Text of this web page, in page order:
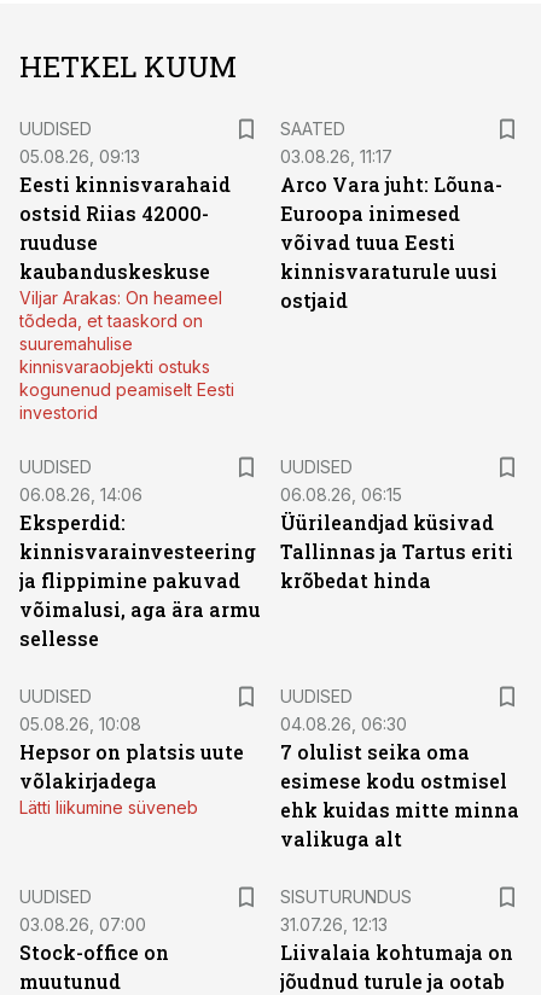
HETKEL KUUM
UUDISED
05.08.26, 09:13
Eesti kinnisvarahaid
ostsid Riias 42000-
ruuduse
kaubanduskeskuse
Viljar Arakas: On heameel
tõdeda, et taaskord on
suuremahulise
kinnisvaraobjekti ostuks
kogunenud peamiselt Eesti
investorid
SAATED
03.08.26, 11:17
Arco Vara juht: Lõuna-
Euroopa inimesed
võivad tuua Eesti
kinnisvaraturule uusi
ostjaid
UUDISED
06.08.26, 14:06
Eksperdid:
kinnisvarainvesteering
ja flippimine pakuvad
võimalusi, aga ära armu
sellesse
UUDISED
06.08.26, 06:15
Üürileandjad küsivad
Tallinnas ja Tartus eriti
krõbedat hinda
UUDISED
05.08.26, 10:08
Hepsor on platsis uute
võlakirjadega
Lätti liikumine süveneb
UUDISED
04.08.26, 06:30
7 olulist seika oma
esimese kodu ostmisel
ehk kuidas mitte minna
valikuga alt
UUDISED
03.08.26, 07:00
Stock-office on
muutunud
SISUTURUNDUS
31.07.26, 12:13
Liivalaia kohtumaja on
jõudnud turule ja ootab